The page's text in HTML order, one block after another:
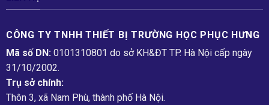
CÔNG TY TNHH THIẾT BỊ TRƯỜNG HỌC PHỤC H­ƯNG
Mã số DN: 0101310801 do sở KH&ĐT TP. Hà Nội cấp ngày
31/10/2002.
Trụ sở chính:
Thôn 3, xã Nam Phù, thành phố Hà Nội.